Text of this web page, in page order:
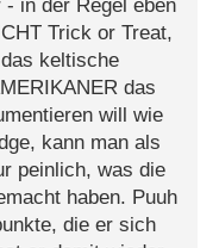
in der Regel eben
Trick or Treat,
keltische
das
will wie
kann man als
peinlich, was die
haben. Puuh
die er sich